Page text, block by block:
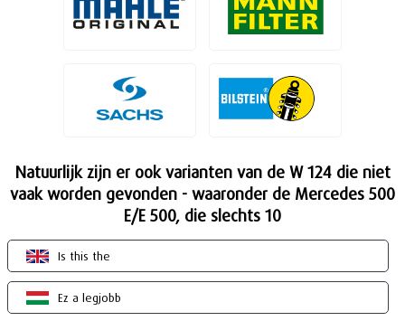
Natuurlijk zijn er ook varianten van de W 124 die niet
vaak worden gevonden - waaronder de Mercedes 500
E/E 500, die slechts 10
Is this the
Ez a legjobb